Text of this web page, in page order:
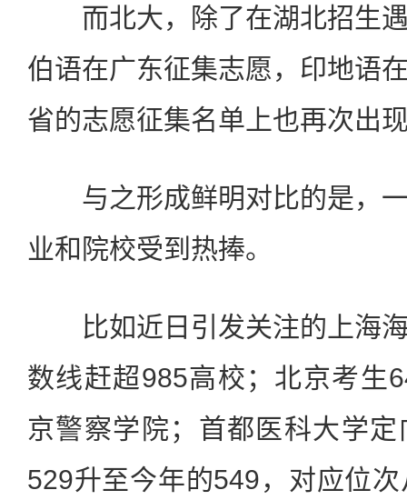
而北大，除了在湖北招生遇
伯语在广东征集志愿，印地语
省的志愿征集名单上也再次出
与之形成鲜明对比的是，一
业和院校受到热捧。
比如近日引发关注的上海海
数线赶超985高校；北京考生
京警察学院；首都医科大学
529升至今年的549，对应位